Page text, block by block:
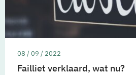
08 / 09 / 2022
Failliet verklaard, wat nu?